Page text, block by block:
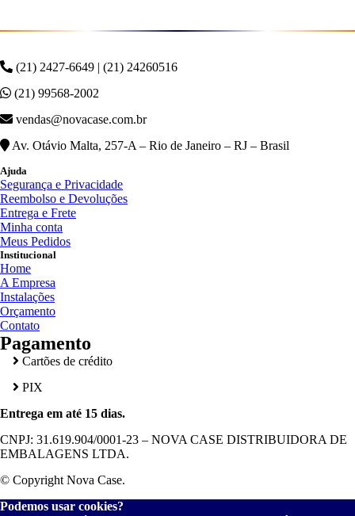
(21) 2427-6649 | (21) 24260516
(21) 99568-2002
vendas@novacase.com.br
Av. Otávio Malta, 257-A – Rio de Janeiro – RJ – Brasil
Ajuda
Segurança e Privacidade
Reembolso e Devoluções
Entrega e Frete
Minha conta
Meus Pedidos
Institucional
Home
A Empresa
Instalações
Orçamento
Contato
Pagamento
Cartões de crédito
PIX
Entrega em até 15 dias.
CNPJ: 31.619.904/0001-23 – NOVA CASE DISTRIBUIDORA DE
EMBALAGENS LTDA.
© Copyright Nova Case.
Podemos usar cookies?